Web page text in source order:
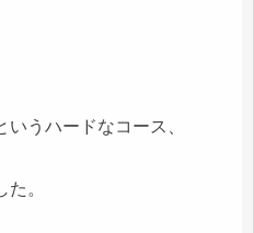
うハードなコース、
。